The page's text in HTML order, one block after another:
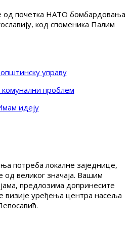
почетка НАТО бомбардовања
код споменика Палим
управу
комунални проблем
идеју
потреба локалне заједнице,
од великог значаја. Вашим
предлозима допринесите
визије уређења центра насеља